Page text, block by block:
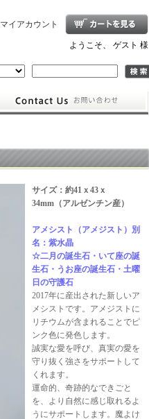
マイアカウント
ようこそ、 ゲスト 様
サイズ：約41ｘ43ｘ
34mm（アルゼンチン産）
アメシスト（アメジスト）別
名：紫水晶
☆二月の誕生石・いて座の誕
生石・うお座の誕生石・土曜
日の守護石
2017年に産出された新しいア
メシストです。アメジストに
リチウムが含まれることでピ
ンク色に発色します。
誠実な愛を呼び、真実の愛を
守り抜く強さをサポートして
くれます。
運命的、奇跡的なできごと
を、より自然に感じ取れるよ
うにサポートします。魔よけ